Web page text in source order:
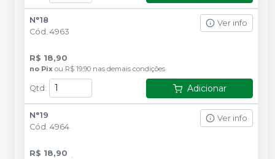
N°18
Cód. 4963
Ver info
R$ 18,90
no Pix ou R$ 19,90 nas demais condições
Qtd : Adicionar
N°19
Cód. 4964
Ver info
R$ 18,90